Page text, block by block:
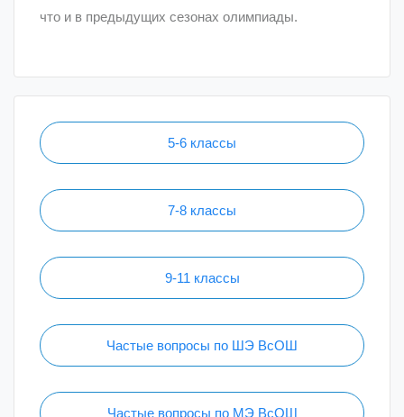
что и в предыдущих сезонах олимпиады.
5-6 классы
7-8 классы
9-11 классы
Частые вопросы по ШЭ ВсОШ
Частые вопросы по МЭ ВсОШ